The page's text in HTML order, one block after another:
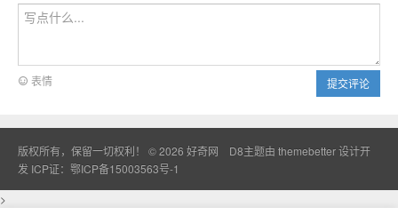
提交评论
表情
版权所有，保留一切权利！ © 2026 好奇网 D8主题由 themebetter设计开
发 ICP证：鄂ICP备15003563号-1
>